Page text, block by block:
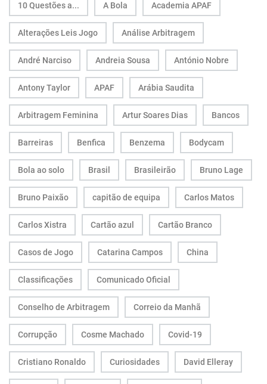
10 Questões a... A Bola Academia APAF
Alterações Leis Jogo Análise Arbitragem
André Narciso Andreia Sousa António Nobre
Antony Taylor APAF Arábia Saudita
Arbitragem Feminina Artur Soares Dias Bancos
Barreiras Benfica Benzema Bodycam
Bola ao solo Brasil Brasileirão Bruno Lage
Bruno Paixão capitão de equipa Carlos Matos
Carlos Xistra Cartão azul Cartão Branco
Casos de Jogo Catarina Campos China
Classificações Comunicado Oficial
Conselho de Arbitragem Correio da Manhã
Corrupção Cosme Machado Covid-19
Cristiano Ronaldo Curiosidades David Elleray